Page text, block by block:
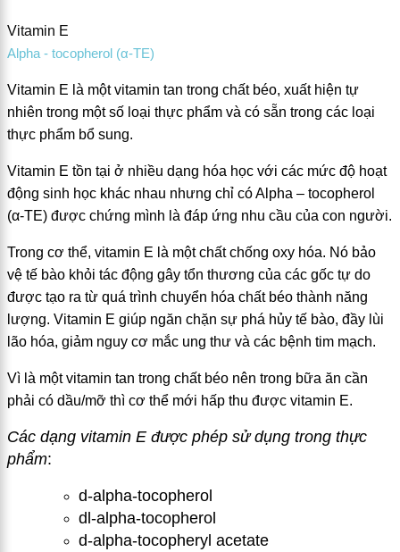
Vitamin E
Alpha - tocopherol (α-TE)
Vitamin E là một vitamin tan trong chất béo, xuất hiện tự
nhiên trong một số loại thực phẩm và có sẵn trong các loại
thực phẩm bổ sung.
Vitamin E tồn tại ở nhiều dạng hóa học với các mức độ hoạt
động sinh học khác nhau nhưng chỉ có Alpha – tocopherol
(α-TE) được chứng mình là đáp ứng nhu cầu của con người.
Trong cơ thể, vitamin E là một chất chống oxy hóa. Nó bảo
vệ tế bào khỏi tác động gây tổn thương của các gốc tự do
được tạo ra từ quá trình chuyển hóa chất béo thành năng
lượng. Vitamin E giúp ngăn chặn sự phá hủy tế bào, đầy lùi
lão hóa, giảm nguy cơ mắc ung thư và các bệnh tim mạch.
Vì là một vitamin tan trong chất béo nên trong bữa ăn cần
phải có dầu/mỡ thì cơ thể mới hấp thu được vitamin E.
Các dạng vitamin E được phép sử dụng trong thực
phẩm:
d-alpha-tocopherol
dl-alpha-tocopherol
d-alpha-tocopheryl acetate